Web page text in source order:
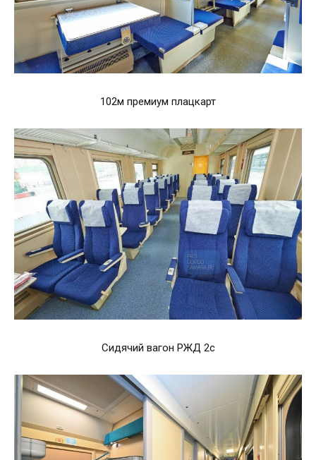
102м премиум плацкарт
Сидячий вагон РЖД 2с